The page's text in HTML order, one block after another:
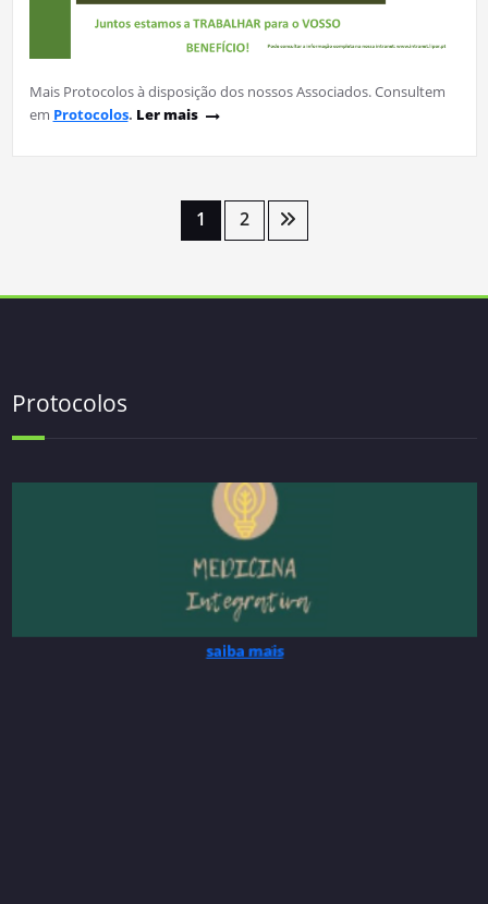
Mais Protocolos à disposição dos nossos Associados. Consultem
em Protocolos. Ler mais
1 2
Protocolos
saiba mais